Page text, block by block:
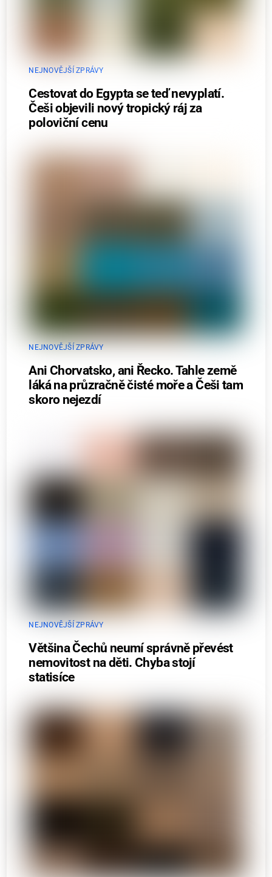
NEJNOVĚJŠÍ ZPRÁVY
Cestovat do Egypta se teď nevyplatí.
Češi objevili nový tropický ráj za
poloviční cenu
NEJNOVĚJŠÍ ZPRÁVY
Ani Chorvatsko, ani Řecko. Tahle země
láká na průzračně čisté moře a Češi tam
skoro nejezdí
NEJNOVĚJŠÍ ZPRÁVY
Většina Čechů neumí správně převést
nemovitost na děti. Chyba stojí
statisíce